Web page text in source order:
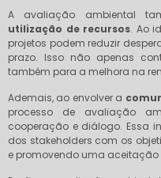
A avaliação ambiental
utilização de recursos. Ao
projetos podem reduzir
prazo. Isso não apenas
também para a melhora na
Ademais, ao envolver a
processo de avaliação
cooperação e diálogo. Essa
dos stakeholders com os
e promovendo uma